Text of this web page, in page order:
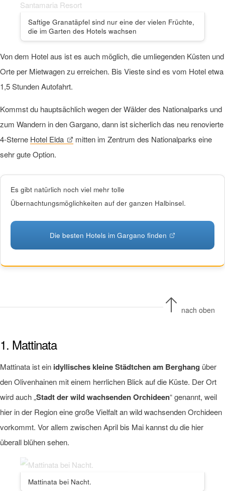
Saftige Granatäpfel sind nur eine der vielen Früchte,
die im Garten des Hotels wachsen
Von dem Hotel aus ist es auch möglich, die umliegenden Küsten und
Orte per Mietwagen zu erreichen. Bis Vieste sind es vom Hotel etwa
1,5 Stunden Autofahrt.
Kommst du hauptsächlich wegen der Wälder des Nationalparks und
zum Wandern in den Gargano, dann ist sicherlich das neu renovierte
4-Sterne Hotel Elda
mitten im Zentrum des Nationalparks eine
sehr gute Option.
Es gibt natürlich noch viel mehr tolle
Übernachtungsmöglichkeiten auf der ganzen Halbinsel.
Die besten Hotels im Gargano finden
nach oben
1. Mattinata
Mattinata ist ein idyllisches kleine Städtchen am Berghang über
den Olivenhainen mit einem herrlichen Blick auf die Küste. Der Ort
wird auch „Stadt der wild wachsenden Orchideen“ genannt, weil
hier in der Region eine große Vielfalt an wild wachsenden Orchideen
vorkommt. Vor allem zwischen April bis Mai kannst du die hier
überall blühen sehen.
Mattinata bei Nacht.